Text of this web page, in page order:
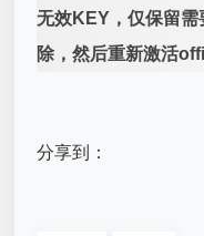
无效KEY，仅保留需
除，然后重新激活
分享到：